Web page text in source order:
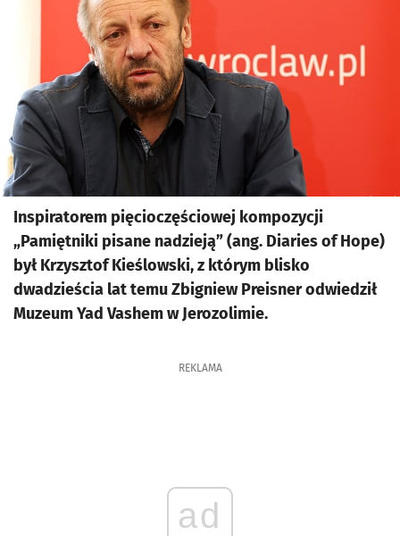
Inspiratorem pięcioczęściowej kompozycji
„Pamiętniki pisane nadzieją” (ang. Diaries of Hope)
był Krzysztof Kieślowski, z którym blisko
dwadzieścia lat temu Zbigniew Preisner odwiedził
Muzeum Yad Vashem w Jerozolimie.
REKLAMA
ad